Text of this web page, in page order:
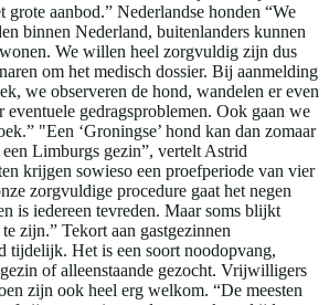
grote aanbod.” Nederlandse honden “We
binnen Nederland, buitenlanders kunnen
We willen heel zorgvuldig zijn dus
om het medisch dossier. Bij aanmelding
we observeren de hond, wandelen er even
eventuele gedragsproblemen. Ook gaan we
"Een ‘Groningse’ hond kan dan zomaar
Limburgs gezin”, vertelt Astrid
krijgen sowieso een proefperiode van vier
zorgvuldige procedure gaat het negen
is iedereen tevreden. Maar soms blijkt
zijn.” Tekort aan gastgezinnen
tijdelijk. Het is een soort noodopvang,
of alleenstaande gezocht. Vrijwilligers
zijn ook heel erg welkom. “De meesten